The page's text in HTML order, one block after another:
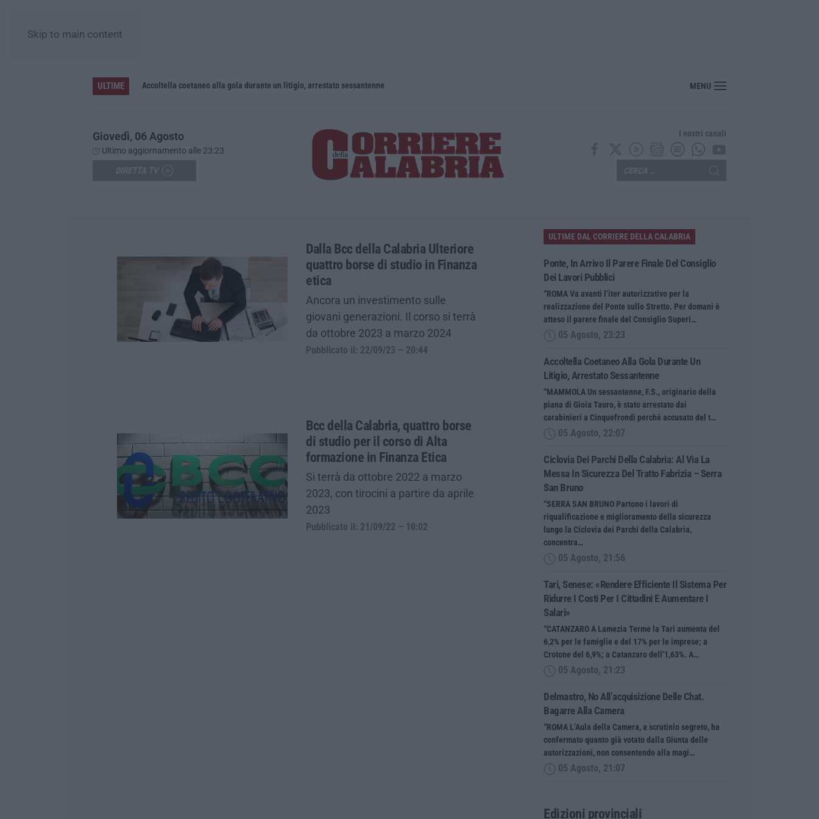
Skip to main content
ULTIME Accoltella coetaneo alla gola durante un litigio, arrestato sessantenne MENU
Giovedì, 06 Agosto
Ultimo aggiornamento alle 23:23
I nostri canali
Dalla Bcc della Calabria Ulteriore
quattro borse di studio in Finanza
etica
Ancora un investimento sulle
giovani generazioni. Il corso si terrà
da ottobre 2023 a marzo 2024
Pubblicato il: 22/09/23 – 20:44
Bcc della Calabria, quattro borse
di studio per il corso di Alta
formazione in Finanza Etica
Si terrà da ottobre 2022 a marzo
2023, con tirocini a partire da aprile
2023
Pubblicato il: 21/09/22 – 10:02
ULTIME DAL CORRIERE DELLA CALABRIA
Ponte, In Arrivo Il Parere Finale Del Consiglio
Dei Lavori Pubblici
“ROMA Va avanti l’iter autorizzativo per la
realizzazione del Ponte sullo Stretto. Per domani è
atteso il parere finale del Consiglio Superi…
05 Agosto, 23:23
Accoltella Coetaneo Alla Gola Durante Un
Litigio, Arrestato Sessantenne
“MAMMOLA Un sessantenne, F.S., originario della
piana di Gioia Tauro, è stato arrestato dai
carabinieri a Cinquefrondi perché accusato del t…
05 Agosto, 22:07
Ciclovia Dei Parchi Della Calabria: Al Via La
Messa In Sicurezza Del Tratto Fabrizia – Serra
San Bruno
“SERRA SAN BRUNO Partono i lavori di
riqualificazione e miglioramento della sicurezza
lungo la Ciclovia dei Parchi della Calabria,
concentra…
05 Agosto, 21:56
Tari, Senese: «Rendere Efficiente Il Sistema Per
Ridurre I Costi Per I Cittadini E Aumentare I
Salari»
“CATANZARO A Lamezia Terme la Tari aumenta del
6,2% per le famiglie e del 17% per le imprese; a
Crotone del 6,9%; a Catanzaro dell’1,63%. A…
05 Agosto, 21:23
Delmastro, No All’acquisizione Delle Chat.
Bagarre Alla Camera
“ROMA L’Aula della Camera, a scrutinio segreto, ha
confermato quanto già votato dalla Giunta delle
autorizzazioni, non consentendo alla magi…
05 Agosto, 21:07
Edizioni provinciali